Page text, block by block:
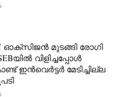
ഓക്‌സിജൻ മുടങ്ങി രോഗി
വിളിച്ചപ്പോൾ
ഇൻവെർട്ടർ മേടിച്ചില്ല